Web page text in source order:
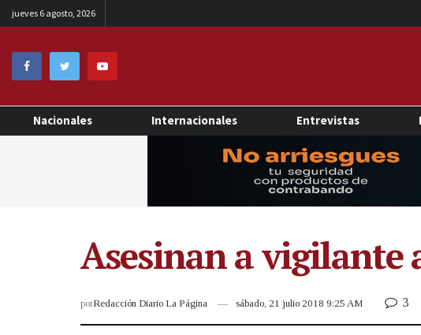
jueves 6 agosto, 2026
Nacionales Internacionales Entrevistas
Asesinan a vigilante
porRedacción Diario La Página sábado, 21 julio 2018 9:25 AM 3